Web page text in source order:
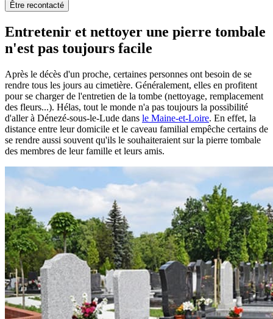
Être recontacté
Entretenir et nettoyer une pierre tombale
n'est pas toujours facile
Après le décès d'un proche, certaines personnes ont besoin de se
rendre tous les jours au cimetière. Généralement, elles en profitent
pour se charger de l'entretien de la tombe (nettoyage, remplacement
des fleurs...). Hélas, tout le monde n'a pas toujours la possibilité
d'aller à Dénezé-sous-le-Lude dans le Maine-et-Loire. En effet, la
distance entre leur domicile et le caveau familial empêche certains de
se rendre aussi souvent qu'ils le souhaiteraient sur la pierre tombale
des membres de leur famille et leurs amis.